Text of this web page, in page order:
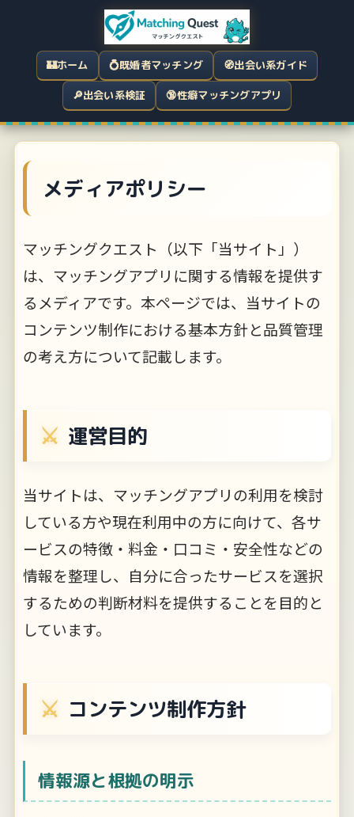
🏰ホーム 💍既婚者マッチング 🧭出会い系ガイド
🔎出会い系検証 🔞性癖マッチングアプリ
メディアポリシー
マッチングクエスト（以下「当サイト」）
は、マッチングアプリに関する情報を提供す
るメディアです。本ページでは、当サイトの
コンテンツ制作における基本方針と品質管理
の考え方について記載します。
運営目的
当サイトは、マッチングアプリの利用を検討
している方や現在利用中の方に向けて、各サ
ービスの特徴・料金・口コミ・安全性などの
情報を整理し、自分に合ったサービスを選択
するための判断材料を提供することを目的と
しています。
コンテンツ制作方針
情報源と根拠の明示